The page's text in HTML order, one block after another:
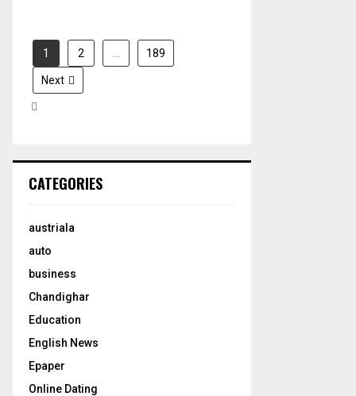
1 2 189
Next
CATEGORIES
austriala
auto
business
Chandighar
Education
English News
Epaper
Online Dating